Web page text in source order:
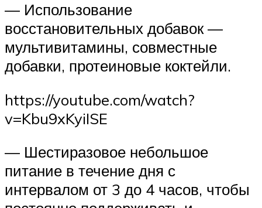
— Использование
восстановительных добавок —
мультивитамины, совместные
добавки, протеиновые коктейли.
https://youtube.com/watch?
v=Kbu9xKyiISE
— Шестиразовое небольшое
питание в течение дня с
интервалом от 3 до 4 часов, чтобы